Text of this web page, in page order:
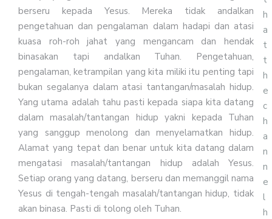
berseru kepada Yesus. Mereka tidak andalkan
pengetahuan dan pengalaman dalam hadapi dan atasi
kuasa roh-roh jahat yang mengancam dan hendak
binasakan tapi andalkan Tuhan. Pengetahuan,
pengalaman, ketrampilan yang kita miliki itu penting tapi
bukan segalanya dalam atasi tantangan/masalah hidup.
Yang utama adalah tahu pasti kepada siapa kita datang
dalam masalah/tantangan hidup yakni kepada Tuhan
yang sanggup menolong dan menyelamatkan hidup.
Alamat yang tepat dan benar untuk kita datang dalam
mengatasi masalah/tantangan hidup adalah Yesus.
Setiap orang yang datang, berseru dan memanggil nama
Yesus di tengah-tengah masalah/tantangan hidup, tidak
akan binasa. Pasti di tolong oleh Tuhan.
h
a
t
t
h
e
c
h
a
n
n
e
l
h